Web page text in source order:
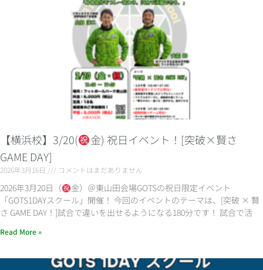
【横浜校】3/20(
金) 祝日イベント！[突破×賢さ
GAME DAY]
2026年3月16日 コメントはまだありません
2026年3月20日（
金）＠東山田会場GOTSの祝日限定イベント
「GOTS1DAYスクール」開催！ 今回のイベントのテーマは、[突破 × 賢
さ GAME DAY！]試合で違いを出せるようになる180分です！ 試合で活
Read More »